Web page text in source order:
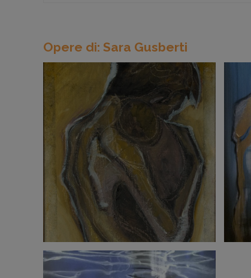
Opere di: Sara Gusberti